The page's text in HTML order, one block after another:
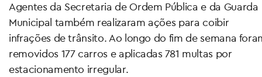
Agentes da Secretaria de Ordem Pública e da Guarda
Municipal também realizaram ações para coibir
infrações de trânsito. Ao longo do fim de semana
removidos 177 carros e aplicadas 781 multas por
estacionamento irregular.